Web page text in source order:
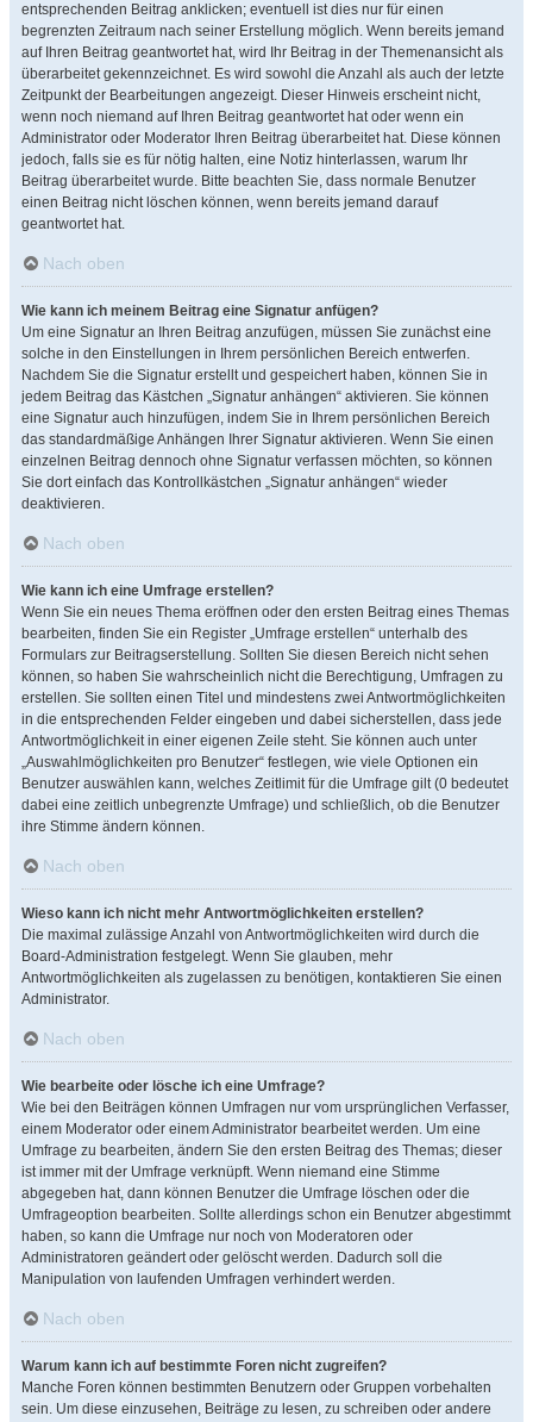
entsprechenden Beitrag anklicken; eventuell ist dies nur für einen
begrenzten Zeitraum nach seiner Erstellung möglich. Wenn bereits jemand
auf Ihren Beitrag geantwortet hat, wird Ihr Beitrag in der Themenansicht als
überarbeitet gekennzeichnet. Es wird sowohl die Anzahl als auch der letzte
Zeitpunkt der Bearbeitungen angezeigt. Dieser Hinweis erscheint nicht,
wenn noch niemand auf Ihren Beitrag geantwortet hat oder wenn ein
Administrator oder Moderator Ihren Beitrag überarbeitet hat. Diese können
jedoch, falls sie es für nötig halten, eine Notiz hinterlassen, warum Ihr
Beitrag überarbeitet wurde. Bitte beachten Sie, dass normale Benutzer
einen Beitrag nicht löschen können, wenn bereits jemand darauf
geantwortet hat.
Nach oben
Wie kann ich meinem Beitrag eine Signatur anfügen?
Um eine Signatur an Ihren Beitrag anzufügen, müssen Sie zunächst eine
solche in den Einstellungen in Ihrem persönlichen Bereich entwerfen.
Nachdem Sie die Signatur erstellt und gespeichert haben, können Sie in
jedem Beitrag das Kästchen „Signatur anhängen“ aktivieren. Sie können
eine Signatur auch hinzufügen, indem Sie in Ihrem persönlichen Bereich
das standardmäßige Anhängen Ihrer Signatur aktivieren. Wenn Sie einen
einzelnen Beitrag dennoch ohne Signatur verfassen möchten, so können
Sie dort einfach das Kontrollkästchen „Signatur anhängen“ wieder
deaktivieren.
Nach oben
Wie kann ich eine Umfrage erstellen?
Wenn Sie ein neues Thema eröffnen oder den ersten Beitrag eines Themas
bearbeiten, finden Sie ein Register „Umfrage erstellen“ unterhalb des
Formulars zur Beitragserstellung. Sollten Sie diesen Bereich nicht sehen
können, so haben Sie wahrscheinlich nicht die Berechtigung, Umfragen zu
erstellen. Sie sollten einen Titel und mindestens zwei Antwortmöglichkeiten
in die entsprechenden Felder eingeben und dabei sicherstellen, dass jede
Antwortmöglichkeit in einer eigenen Zeile steht. Sie können auch unter
„Auswahlmöglichkeiten pro Benutzer“ festlegen, wie viele Optionen ein
Benutzer auswählen kann, welches Zeitlimit für die Umfrage gilt (0 bedeutet
dabei eine zeitlich unbegrenzte Umfrage) und schließlich, ob die Benutzer
ihre Stimme ändern können.
Nach oben
Wieso kann ich nicht mehr Antwortmöglichkeiten erstellen?
Die maximal zulässige Anzahl von Antwortmöglichkeiten wird durch die
Board-Administration festgelegt. Wenn Sie glauben, mehr
Antwortmöglichkeiten als zugelassen zu benötigen, kontaktieren Sie einen
Administrator.
Nach oben
Wie bearbeite oder lösche ich eine Umfrage?
Wie bei den Beiträgen können Umfragen nur vom ursprünglichen Verfasser,
einem Moderator oder einem Administrator bearbeitet werden. Um eine
Umfrage zu bearbeiten, ändern Sie den ersten Beitrag des Themas; dieser
ist immer mit der Umfrage verknüpft. Wenn niemand eine Stimme
abgegeben hat, dann können Benutzer die Umfrage löschen oder die
Umfrageoption bearbeiten. Sollte allerdings schon ein Benutzer abgestimmt
haben, so kann die Umfrage nur noch von Moderatoren oder
Administratoren geändert oder gelöscht werden. Dadurch soll die
Manipulation von laufenden Umfragen verhindert werden.
Nach oben
Warum kann ich auf bestimmte Foren nicht zugreifen?
Manche Foren können bestimmten Benutzern oder Gruppen vorbehalten
sein. Um diese einzusehen, Beiträge zu lesen, zu schreiben oder andere